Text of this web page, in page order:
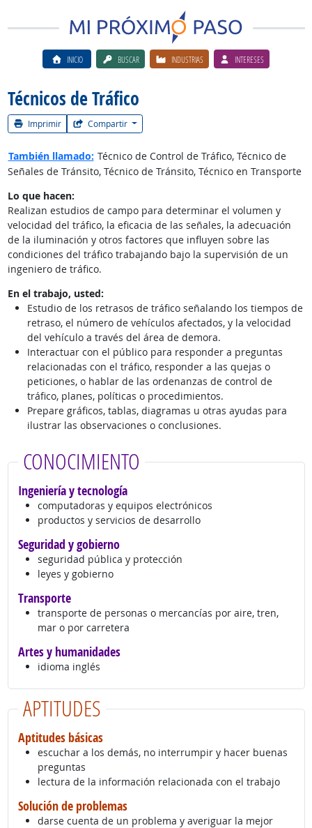
INICIO BUSCAR INDUSTRIAS INTERESES
Técnicos de Tráfico
Imprimir Compartir
También llamado: Técnico de Control de Tráfico, Técnico de
Señales de Tránsito, Técnico de Tránsito, Técnico en Transporte
Lo que hacen:
Realizan estudios de campo para determinar el volumen y
velocidad del tráfico, la eficacia de las señales, la adecuación
de la iluminación y otros factores que influyen sobre las
condiciones del tráfico trabajando bajo la supervisión de un
ingeniero de tráfico.
En el trabajo, usted:
Estudio de los retrasos de tráfico señalando los tiempos de
retraso, el número de vehículos afectados, y la velocidad
del vehículo a través del área de demora.
Interactuar con el público para responder a preguntas
relacionadas con el tráfico, responder a las quejas o
peticiones, o hablar de las ordenanzas de control de
tráfico, planes, políticas o procedimientos.
Prepare gráficos, tablas, diagramas u otras ayudas para
ilustrar las observaciones o conclusiones.
CONOCIMIENTO
Ingeniería y tecnología
computadoras y equipos electrónicos
productos y servicios de desarrollo
Seguridad y gobierno
seguridad pública y protección
leyes y gobierno
Transporte
transporte de personas o mercancías por aire, tren,
mar o por carretera
Artes y humanidades
idioma inglés
APTITUDES
Aptitudes básicas
escuchar a los demás, no interrumpir y hacer buenas
preguntas
lectura de la información relacionada con el trabajo
Solución de problemas
darse cuenta de un problema y averiguar la mejor